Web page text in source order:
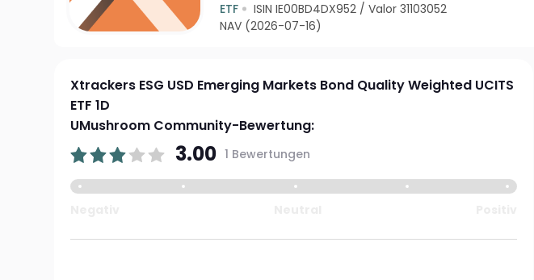
ETF ISIN IE00BD4DX952 /Valor 31103052
NAV (2026-07-16)
Xtrackers ESG USD Emerging Markets Bond Quality Weighted UCITS
ETF 1D
UMushroom Community-Bewertung:
3.00 1 Bewertungen